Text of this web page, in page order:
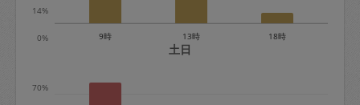
※キャンセル料金の設定について：
0%
14%
9時 13時 18時
土日
70%